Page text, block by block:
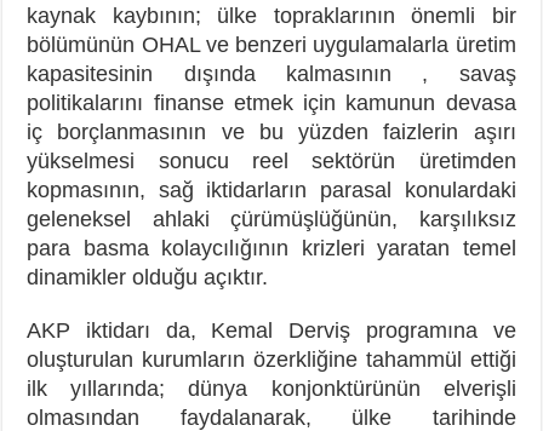
kaynak kaybının; ülke topraklarının önemli bir
bölümünün OHAL ve benzeri uygulamalarla üretim
kapasitesinin dışında kalmasının , savaş
politikalarını finanse etmek için kamunun devasa
iç borçlanmasının ve bu yüzden faizlerin aşırı
yükselmesi sonucu reel sektörün üretimden
kopmasının, sağ iktidarların parasal konulardaki
geleneksel ahlaki çürümüşlüğünün, karşılıksız
para basma kolaycılığının krizleri yaratan temel
dinamikler olduğu açıktır.
AKP iktidarı da, Kemal Derviş programına ve
oluşturulan kurumların özerkliğine tahammül ettiği
ilk yıllarında; dünya konjonktürünün elverişli
olmasından faydalanarak, ülke tarihinde